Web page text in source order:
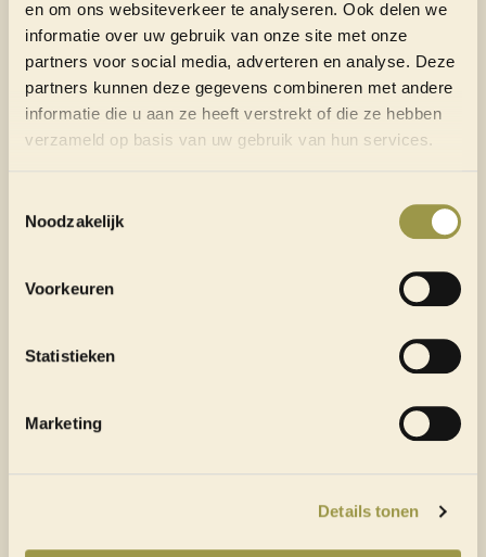
en om ons websiteverkeer te analyseren. Ook delen we
informatie over uw gebruik van onze site met onze
partners voor social media, adverteren en analyse. Deze
partners kunnen deze gegevens combineren met andere
informatie die u aan ze heeft verstrekt of die ze hebben
verzameld op basis van uw gebruik van hun services.
Noodzakelijk
Voorkeuren
Statistieken
Marketing
Details tonen
WIJ HELPEN JE VERDER
Heb je je antwoord niet kunnen vinden tussen de
graag verder